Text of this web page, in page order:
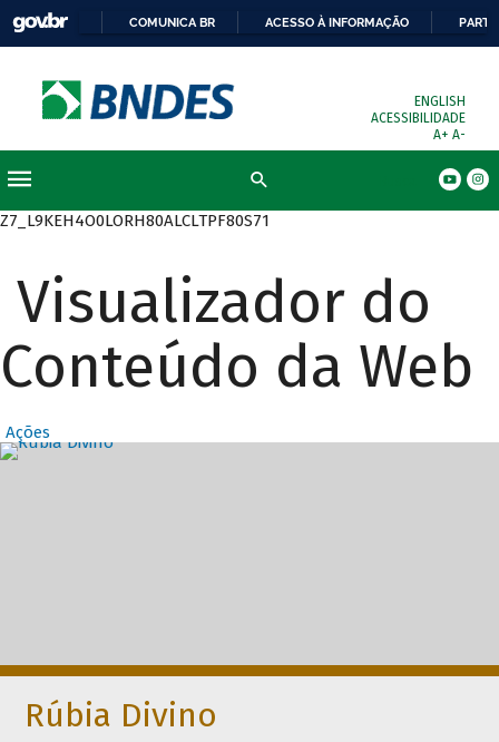
COMUNICA BR ACESSO À INFORMAÇÃO
ENGLISH
ACESSIBILIDADE
A+ A-
Z7_L9KEH4O0LORH80ALCLTPF80S71
Visualizador do
Conteúdo da Web
Ações
Destaques
Rúbia Divino